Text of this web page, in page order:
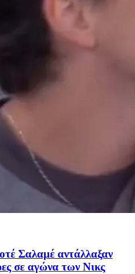
Σαλαμέ αντάλλαξαν
σε αγώνα των Νικς